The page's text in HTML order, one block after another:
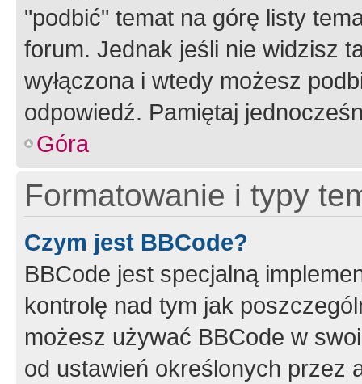
"podbić" temat na górę listy
forum. Jednak jeśli nie widzisz
wyłączona i wtedy możesz
odpowiedź. Pamiętaj
Góra
Formatowanie i typy
Czym jest BBCode?
BBCode jest specjalną
kontrolę nad tym jak
możesz używać BBCode w
od ustawień określonych przez